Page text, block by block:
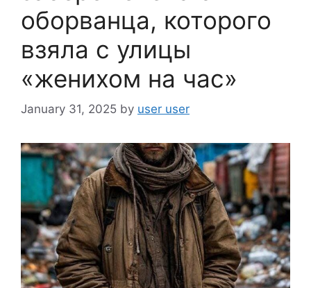
оборванца, которого
взяла с улицы
«женихом на час»
January 31, 2025 by user user